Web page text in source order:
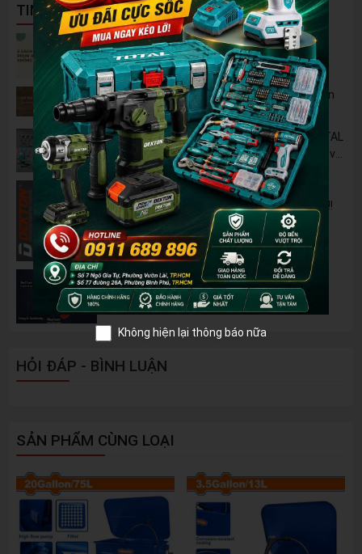
TIN NỔI BẬT
5 Cách Tận Dụng Máy Phun Xịt Áp Lực Cao
Không Chỉ Để Rửa Xe
Tủ Dụng Cụ CSPS: Giải Pháp Sắp Xếp Chuyên
Nghiệp Cho Mọi Xưởng Cơ Khí
🔋 Đột Phá Công Nghệ: Pin Lithium 42V TOTAL
B42M – Giải Pháp Thay Thế Máy Dùng Điện và
Nhiên Liệu
Pin 2Ah Chân Phổ Thông Dekton M21-
B2065PLUS - GỌN NHẸ, TIỆN LỢI đã về hàng!!!
Đánh Giá 2 Mẫu Máy Mài WORKPRO Giá Rẻ
Đáng Mua Nhất Hiện Nay
HỎI ĐÁP - BÌNH LUẬN
SẢN PHẨM CÙNG LOẠI
Không hiện lại thông báo nữa